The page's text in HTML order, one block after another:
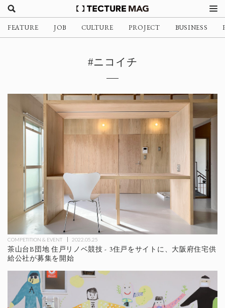
FEATURE JOB CULTURE PROJECT BUSINESS
#ニコイチ
COMPETITION & EVENT 2022.05.25
茶山台B団地 住戸リノベ競技 - 3住戸をサイトに、大阪府住宅供
給公社が募集を開始